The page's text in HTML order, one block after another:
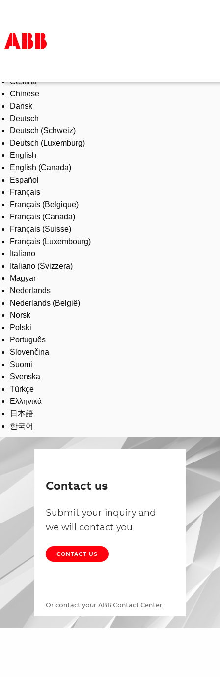
Products & Solutions
Industries
Services
About us
Where to buy
Contact us
Careers
Čeština
Chinese
Dansk
Deutsch
Deutsch (Schweiz)
Deutsch (Luxemburg)
English
English (Canada)
Español
Français
Français (Belgique)
Français (Canada)
Français (Suisse)
Français (Luxembourg)
Italiano
Italiano (Svizzera)
Magyar
Nederlands
Nederlands (België)
Norsk
Polski
Português
Slovenčina
Suomi
Svenska
Türkçe
Ελληνικά
日本語
한국어
Contact us
Submit your inquiry and
we will contact you
CONTACT US
Or contact your ABB Contact Center